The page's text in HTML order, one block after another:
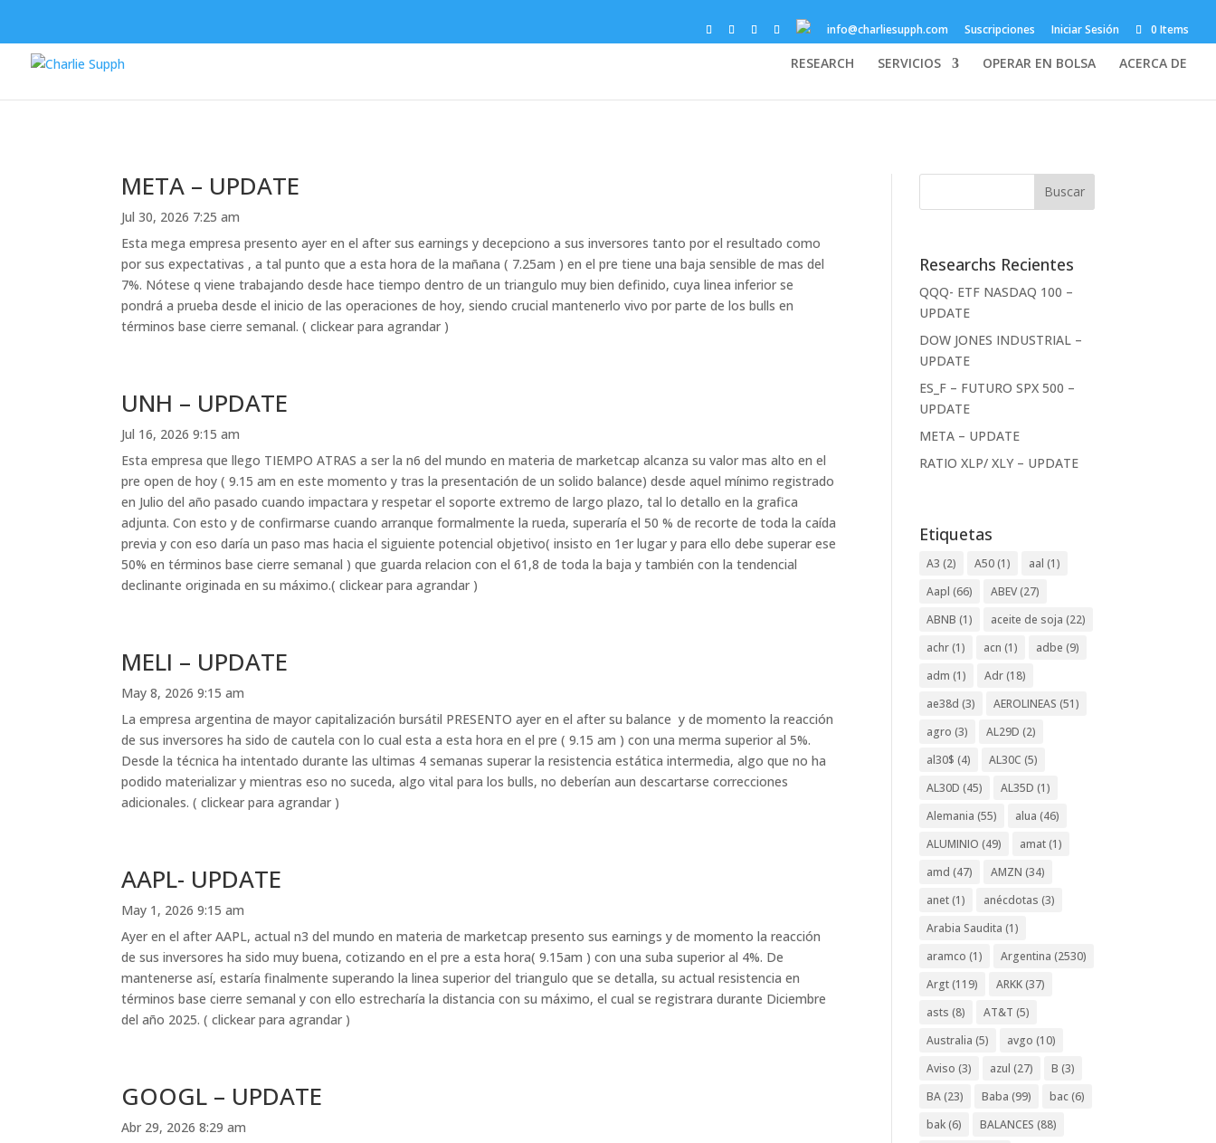
info@charliesupph.com Suscripciones Iniciar Sesión 0 Items
RESEARCH SERVICIOS OPERAR EN BOLSA ACERCA DE
META – UPDATE
Jul 30, 2026 7:25 am
Esta mega empresa presento ayer en el after sus earnings y decepciono a sus inversores tanto por el resultado como
por sus expectativas , a tal punto que a esta hora de la mañana ( 7.25am ) en el pre tiene una baja sensible de mas del
7%. Nótese q viene trabajando desde hace tiempo dentro de un triangulo muy bien definido, cuya linea inferior se
pondrá a prueba desde el inicio de las operaciones de hoy, siendo crucial mantenerlo vivo por parte de los bulls en
términos base cierre semanal. ( clickear para agrandar )
UNH – UPDATE
Jul 16, 2026 9:15 am
Esta empresa que llego TIEMPO ATRAS a ser la n6 del mundo en materia de marketcap alcanza su valor mas alto en el
pre open de hoy ( 9.15 am en este momento y tras la presentación de un solido balance) desde aquel mínimo registrado
en Julio del año pasado cuando impactara y respetar el soporte extremo de largo plazo, tal lo detallo en la grafica
adjunta. Con esto y de confirmarse cuando arranque formalmente la rueda, superaría el 50 % de recorte de toda la caída
previa y con eso daría un paso mas hacia el siguiente potencial objetivo( insisto en 1er lugar y para ello debe superar ese
50% en términos base cierre semanal ) que guarda relacion con el 61,8 de toda la baja y también con la tendencial
declinante originada en su máximo.( clickear para agrandar )
MELI – UPDATE
May 8, 2026 9:15 am
La empresa argentina de mayor capitalización bursátil PRESENTO ayer en el after su balance y de momento la reacción
de sus inversores ha sido de cautela con lo cual esta a esta hora en el pre ( 9.15 am ) con una merma superior al 5%.
Desde la técnica ha intentado durante las ultimas 4 semanas superar la resistencia estática intermedia, algo que no ha
podido materializar y mientras eso no suceda, algo vital para los bulls, no deberían aun descartarse correcciones
adicionales. ( clickear para agrandar )
AAPL- UPDATE
May 1, 2026 9:15 am
Ayer en el after AAPL, actual n3 del mundo en materia de marketcap presento sus earnings y de momento la reacción
de sus inversores ha sido muy buena, cotizando en el pre a esta hora( 9.15am ) con una suba superior al 4%. De
mantenerse así, estaría finalmente superando la linea superior del triangulo que se detalla, su actual resistencia en
términos base cierre semanal y con ello estrecharía la distancia con su máximo, el cual se registrara durante Diciembre
del año 2025. ( clickear para agrandar )
GOOGL – UPDATE
Abr 29, 2026 8:29 am
Researchs Recientes
QQQ- ETF NASDAQ 100 –
UPDATE
DOW JONES INDUSTRIAL –
UPDATE
ES_F – FUTURO SPX 500 –
UPDATE
META – UPDATE
RATIO XLP/ XLY – UPDATE
Etiquetas
A3 (2) A50 (1) aal (1)
Aapl (66) ABEV (27)
ABNB (1) aceite de soja (22)
achr (1) acn (1) adbe (9)
adm (1) Adr (18)
ae38d (3) AEROLINEAS (51)
agro (3) AL29D (2)
al30$ (4) AL30C (5)
AL30D (45) AL35D (1)
Alemania (55) alua (46)
ALUMINIO (49) amat (1)
amd (47) AMZN (34)
anet (1) anécdotas (3)
Arabia Saudita (1)
aramco (1) Argentina (2530)
Argt (119) ARKK (37)
asts (8) AT&T (5)
Australia (5) avgo (10)
Aviso (3) azul (27) B (3)
BA (23) Baba (99) bac (6)
bak (6) BALANCES (88)